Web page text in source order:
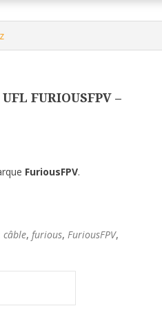
FURIOUSFPV –
FuriousFPV.
câble,furious,FuriousFPV,